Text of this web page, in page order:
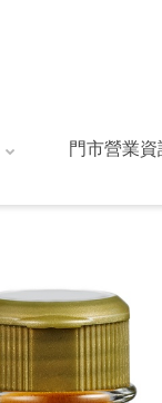
門市營業資